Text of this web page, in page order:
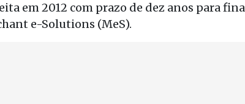
em 2012 com prazo de dez anos para
e-Solutions (MeS).